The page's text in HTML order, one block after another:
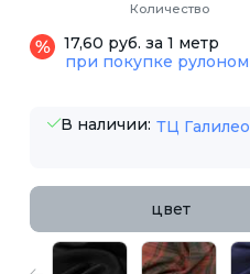
Количество
17,60 руб. за 1 метр
при покупке рулоном
В наличии: ТЦ Галилео
цвет